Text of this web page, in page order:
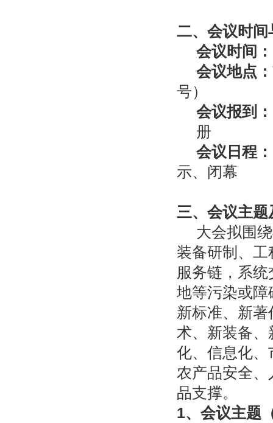
二、会议时间
会议时间：
会议地点：
号）
会议报到：
册
会议日程：
示、闭幕
三、会议主
大会拟围
装备研制、
服务链，系
地等污染或
新标准、新
术、新装备
化、信息化
农产品安全
品支撑。
1、会议主题